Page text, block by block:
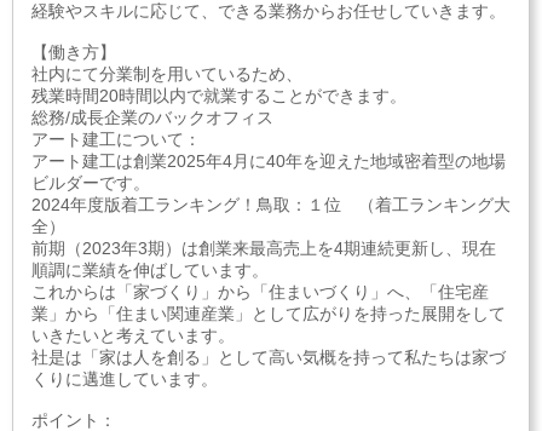
経験やスキルに応じて、できる業務からお任せしていきます。
【働き方】
社内にて分業制を用いているため、
残業時間20時間以内で就業することができます。
総務/成長企業のバックオフィス
アート建工について：
アート建工は創業2025年4月に40年を迎えた地域密着型の地場
ビルダーです。
2024年度版着工ランキング！鳥取：１位 （着工ランキング大
全）
前期（2023年3期）は創業来最高売上を4期連続更新し、現在
順調に業績を伸ばしています。
これからは「家づくり」から「住まいづくり」へ、「住宅産
業」から「住まい関連産業」として広がりを持った展開をして
いきたいと考えています。
社是は「家は人を創る」として高い気概を持って私たちは家づ
くりに邁進しています。
ポイント：